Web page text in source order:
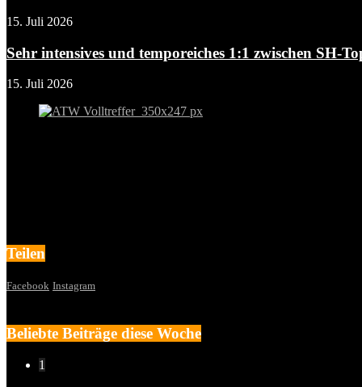
15. Juli 2026
Sehr intensives und temporeiches 1:1 zwischen SH-
15. Juli 2026
Teilen
Facebook Instagram
Beliebte Beiträge diese Woche
1